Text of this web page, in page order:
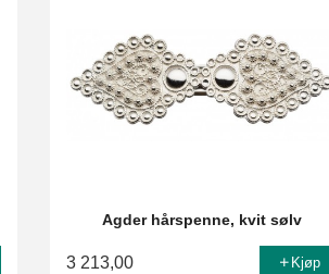
Agder hårspenne, kvit sølv
3 213,00 Kjøp